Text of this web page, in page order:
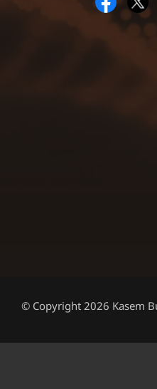
© Copyright 2026 Kasem